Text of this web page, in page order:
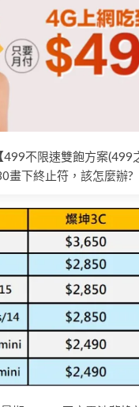
不限速雙飽方案(499
畫下終止符，該怎麼辦?